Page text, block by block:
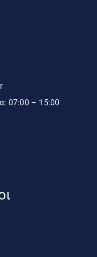
07:00 – 15:00